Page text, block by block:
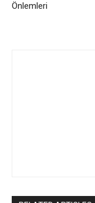
Önlemleri